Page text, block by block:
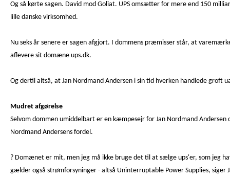
Og så kørte sagen. David mod Goliat. UPS omsætter for mere end 150
lille danske virksomhed.
Nu seks år senere er sagen afgjort. I dommens præmisser står, at
aflevere sit domæne ups.dk.
Og dertil altså, at Jan Nordmand Andersen i sin tid hverken handlede
Mudret afgørelse
Selvom dommen umiddelbart er en kæmpesejr for Jan Nordmand
Nordmand Andersens fordel.
? Domænet er mit, men jeg må ikke bruge det til at sælge ups'er, som jeg
gælder også strømforsyninger - altså Uninterruptable Power Supplies, siger